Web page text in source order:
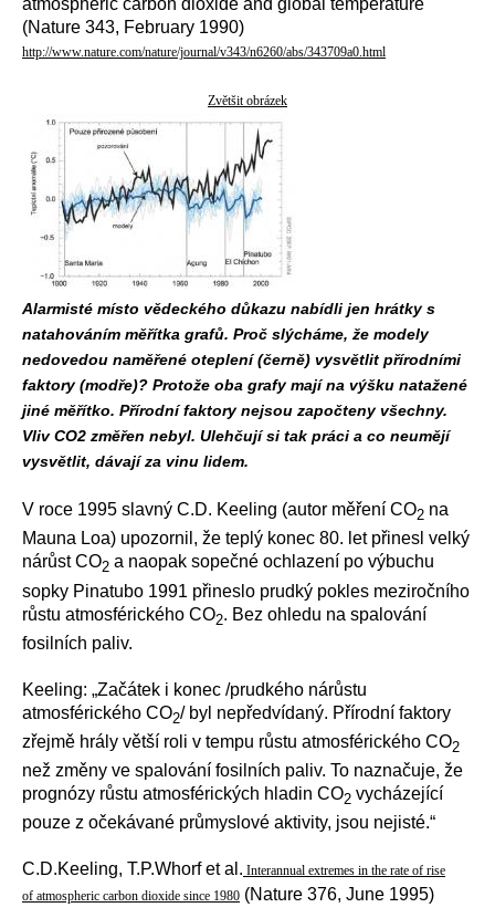
atmospheric carbon dioxide and global temperature
(Nature 343, February 1990)
http://www.nature.com/nature/journal/v343/n6260/abs/343709a0.html
Zvětšit obrázek
Alarmisté místo vědeckého důkazu nabídli jen hrátky s
natahováním měřítka grafů. Proč slýcháme, že modely
nedovedou naměřené oteplení (černě) vysvětlit přírodními
faktory (modře)? Protože oba grafy mají na výšku natažené
jiné měřítko. Přírodní faktory nejsou započteny všechny.
Vliv CO2 změřen nebyl. Ulehčují si tak práci a co neumějí
vysvětlit, dávají za vinu lidem.
V roce 1995 slavný C.D. Keeling (autor měření CO2 na
Mauna Loa) upozornil, že teplý konec 80. let přinesl velký
nárůst CO2 a naopak sopečné ochlazení po výbuchu
sopky Pinatubo 1991 přineslo prudký pokles meziročního
růstu atmosférického CO2. Bez ohledu na spalování
fosilních paliv.
Keeling: „Začátek i konec /prudkého nárůstu
atmosférického CO2/ byl nepředvídaný. Přírodní faktory
zřejmě hrály větší roli v tempu růstu atmosférického CO2
než změny ve spalování fosilních paliv. To naznačuje, že
prognózy růstu atmosférických hladin CO2 vycházející
pouze z očekávané průmyslové aktivity, jsou nejisté.“
C.D.Keeling, T.P.Whorf et al. Interannual extremes in the rate of rise
of atmospheric carbon dioxide since 1980 (Nature 376, June 1995)